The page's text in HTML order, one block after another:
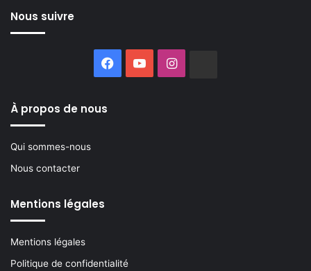
Nous suivre
Facebook
YouTubeInstagram
À propos de nous
Qui sommes-nous
Nous contacter
Mentions légales
Mentions légales
Politique de confidentialité